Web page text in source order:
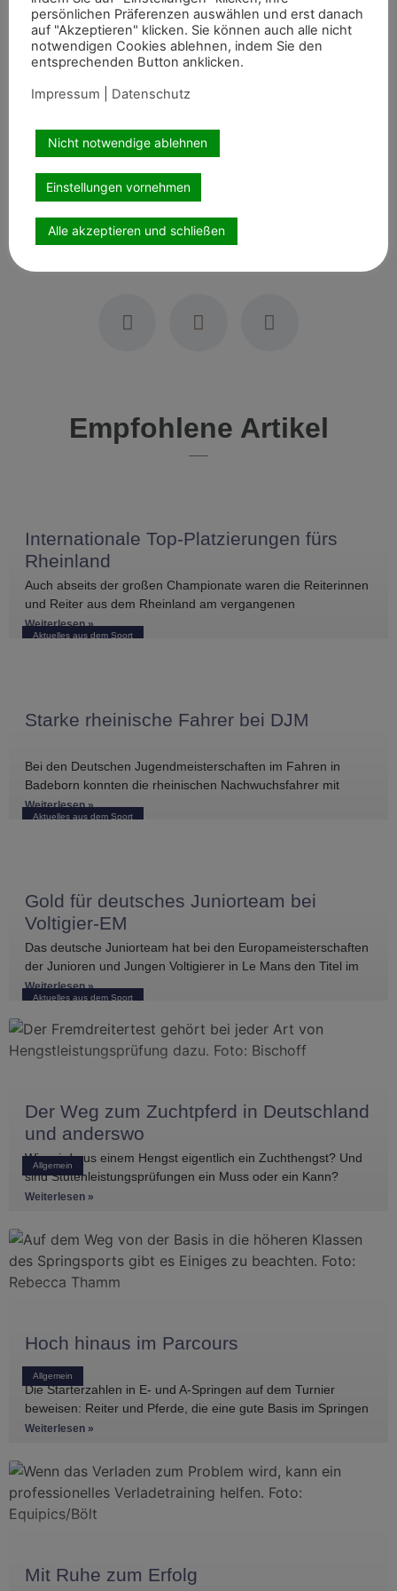
Tour, dem Großen Preis von Madrid, war Katrin
Eckermann erfolgreich. Die ebenfalls über 1,60 Meter
ausgetragene Prüfung mit Stechen bildete den
krönenden Abschluss des Turnierwochenendes.
Hier platzierte sich die Kranenburgerin mit
kamen mit vier Strafpunkten in einer Zeit von 74,82
Sekunden ins Ziel.
Artikel teilen
Empfohlene Artikel
Aktuelles aus dem Sport
Internationale Top-Platzierungen fürs
Rheinland
Auch abseits der großen Championate waren die Reiterinnen
und Reiter aus dem Rheinland am vergangenen
Wochenende international erfolgreich unterwegs. Bei
Weiterlesen »
Aktuelles aus dem Sport
Starke rheinische Fahrer bei DJM
Bei den Deutschen Jugendmeisterschaften im Fahren in
Badeborn konnten die rheinischen Nachwuchsfahrer mit
mehreren vorderen Platzierungen überzeugen. Frederik
Koitka erreichte
Weiterlesen »
Aktuelles aus dem Sport
Gold für deutsches Juniorteam bei
Voltigier-EM
Das deutsche Juniorteam hat bei den Europameisterschaften
der Junioren und Jungen Voltigierer in Le Mans den Titel im
Gruppenvoltigieren gewonnen.
Weiterlesen »
Allgemein
Der Weg zum Zuchtpferd in Deutschland
und anderswo
Wie wird aus einem Hengst eigentlich ein Zuchthengst? Und
sind Stutenleistungsprüfungen ein Muss oder ein Kann?
Einblicke in die Regelwerke
Weiterlesen »
Allgemein
Hoch hinaus im Parcours
Die Starterzahlen in E- und A-Springen auf dem Turnier
beweisen: Reiter und Pferde, die eine gute Basis im Springen
haben, gibt es
Weiterlesen »
Mit Ruhe zum Erfolg
persönlichen Präferenzen auswählen und erst danach
auf "Akzeptieren" klicken. Sie können auch alle nicht
notwendigen Cookies ablehnen, indem Sie den
entsprechenden Button anklicken.
Impressum
Datenschutz
Nicht notwendige ablehnen
Einstellungen vornehmen
Alle akzeptieren und schließen